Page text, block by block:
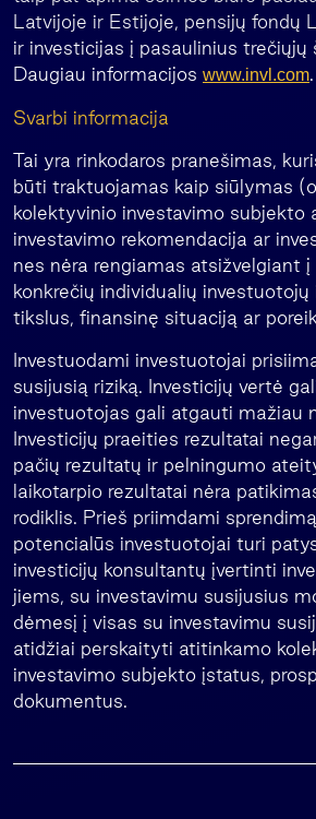
Latvijoje ir Estijoje, pensijų fondų
ir investicijas į pasaulinius trečiųjų
Daugiau informacijos www.invl.com.
Svarbi informacija
Tai yra rinkodaros pranešimas,
būti traktuojamas kaip siūlymas
kolektyvinio investavimo subjekto
investavimo rekomendacija ar
nes nėra rengiamas atsižvelgiant į
konkrečių individualių investuotojų
tikslus, finansinę situaciją ar
Investuodami investuotojai
susijusią riziką. Investicijų vertė
investuotojas gali atgauti mažiau
Investicijų praeities rezultatai
pačių rezultatų ir pelningumo
laikotarpio rezultatai nėra
rodiklis. Prieš priimdami
potencialūs investuotojai turi
investicijų konsultantų įvertinti
jiems, su investavimu susijusius
dėmesį į visas su investavimu
atidžiai perskaityti atitinkamo
investavimo subjekto įstatus,
dokumentus.